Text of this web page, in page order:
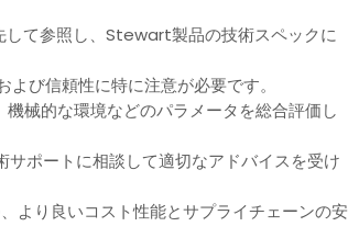
て参照し、Stewart製品の技術スペックに
び信頼性に特に注意が必要です。
械的な環境などのパラメータを総合評価し
ポートに相談して適切なアドバイスを受け
より良いコスト性能とサプライチェーンの安